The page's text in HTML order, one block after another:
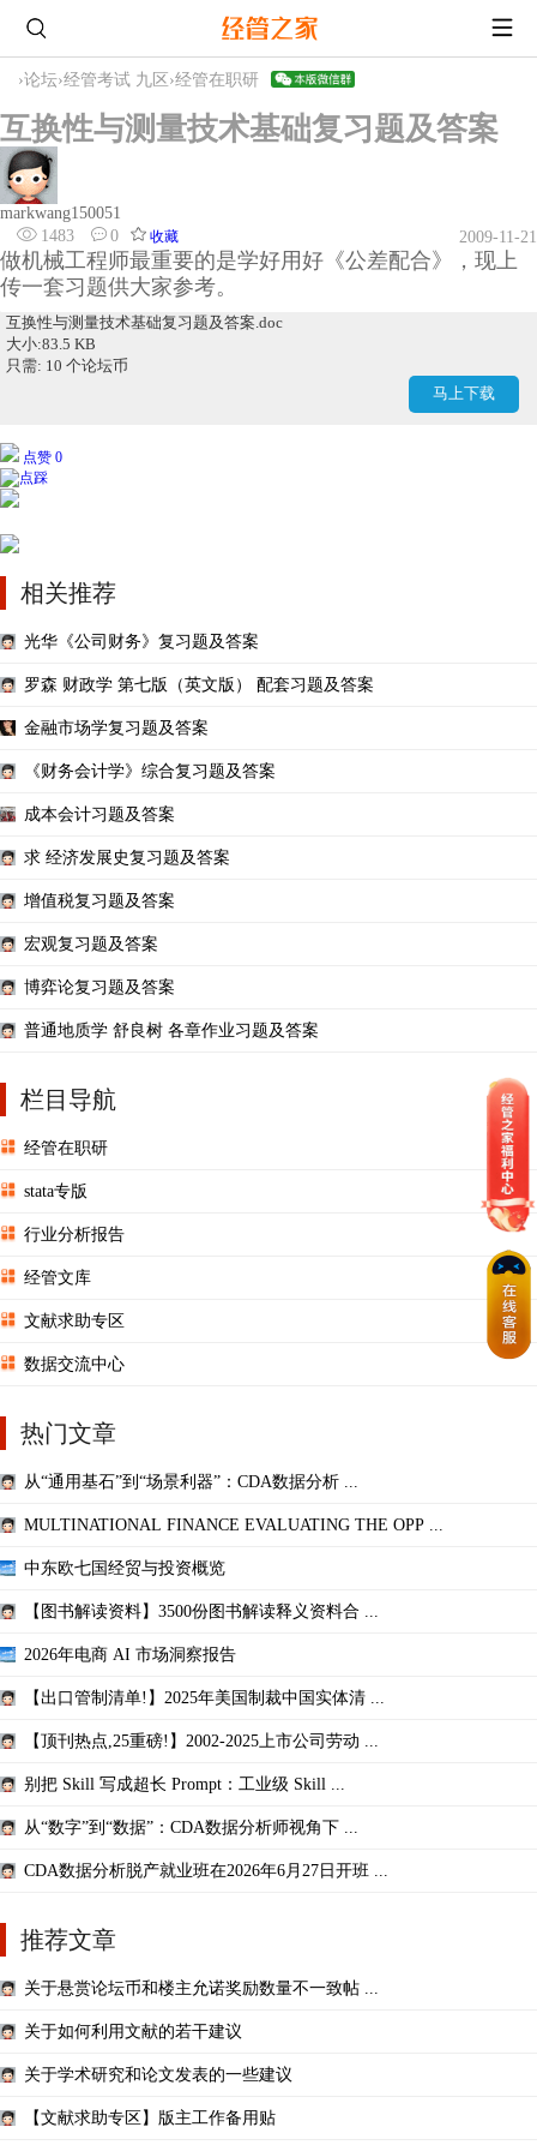
›论坛›经管考试 九区 ›经管在职研
互换性与测量技术基础复习题及答案
markwang150051
1483
0 收藏 2009-11-21
做机械工程师最重要的是学好用好《公差配合》，现上
传一套习题供大家参考。
互换性与测量技术基础复习题及答案.doc
大小:83.5 KB
只需: 10 个论坛币
马上下载
点赞 0
相关推荐
光华《公司财务》复习题及答案
罗森 财政学 第七版（英文版） 配套习题及答案
金融市场学复习题及答案
《财务会计学》综合复习题及答案
成本会计习题及答案
求 经济发展史复习题及答案
增值税复习题及答案
宏观复习题及答案
博弈论复习题及答案
普通地质学 舒良树 各章作业习题及答案
栏目导航
经管在职研
stata专版
行业分析报告
经管文库
文献求助专区
数据交流中心
热门文章
从“通用基石”到“场景利器”：CDA数据分析 ...
MULTINATIONAL FINANCE EVALUATING THE OPP ...
中东欧七国经贸与投资概览
【图书解读资料】3500份图书解读释义资料合 ...
2026年电商 AI 市场洞察报告
【出口管制清单!】2025年美国制裁中国实体清 ...
【顶刊热点,25重磅!】2002-2025上市公司劳动 ...
别把 Skill 写成超长 Prompt：工业级 Skill ...
从“数字”到“数据”：CDA数据分析师视角下 ...
CDA数据分析脱产就业班在2026年6月27日开班 ...
推荐文章
关于悬赏论坛币和楼主允诺奖励数量不一致帖 ...
关于如何利用文献的若干建议
关于学术研究和论文发表的一些建议
【文献求助专区】版主工作备用贴